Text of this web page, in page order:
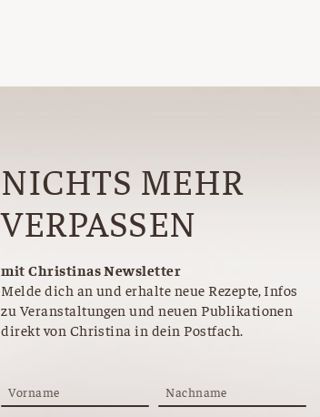
NICHTS MEHR
VERPASSEN
mit Christinas Newsletter
Melde dich an und erhalte neue Rezepte, Infos
zu Veranstaltungen und neuen Publikationen
direkt von Christina in dein Postfach.
Vorname Nachname